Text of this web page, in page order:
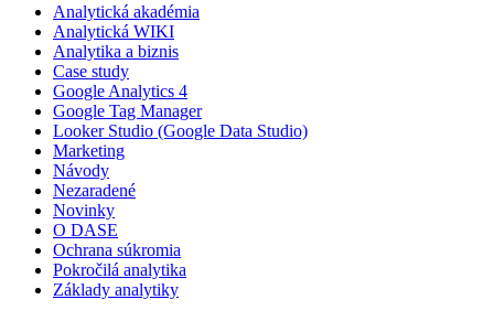
Analytická akadémia
Analytická WIKI
Analytika a biznis
Case study
Google Analytics 4
Google Tag Manager
Looker Studio (Google Data Studio)
Marketing
Návody
Nezaradené
Novinky
O DASE
Ochrana súkromia
Pokročilá analytika
Základy analytiky